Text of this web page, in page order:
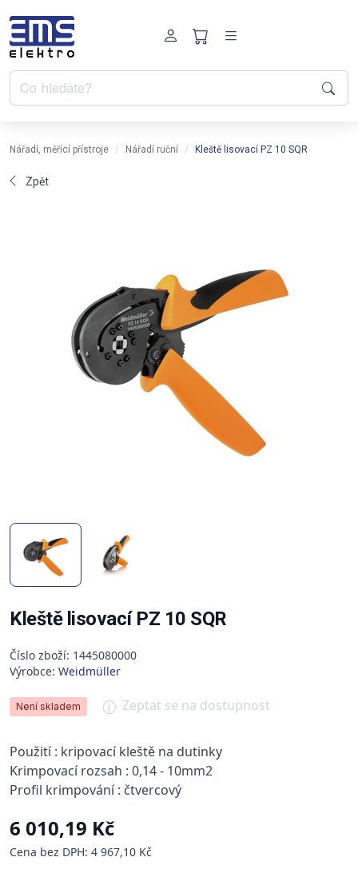
Nářadí, měřící přístroje Nářadí ruční Kleště lisovací PZ 10 SQR
Zpět
Kleště lisovací PZ 10 SQR
Číslo zboží: 1445080000
Výrobce: Weidmüller
Není skladem Zeptat se na dostupnost
Použití : kripovací kleště na dutinky
Krimpovací rozsah : 0,14 - 10mm2
Profil krimpování : čtvercový
6 010,19 Kč
Cena bez DPH: 4 967,10 Kč